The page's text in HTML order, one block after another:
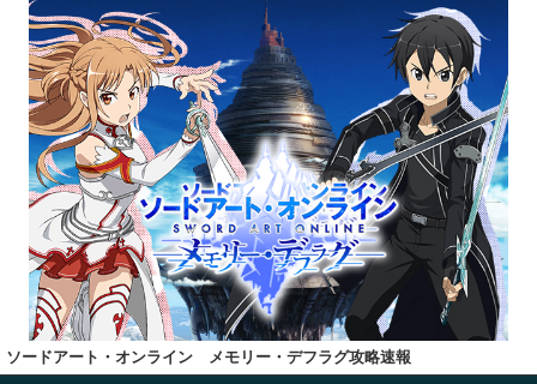
ソードアート・オンライン メモリー・デフラグ攻略速報